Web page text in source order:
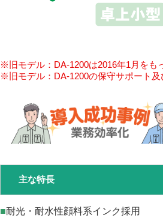
※旧モデル：DA-1200は2016年1月をも
※旧モデル：DA-1200の保守サポート及
主な特長
■耐光・耐水性顔料系インク採